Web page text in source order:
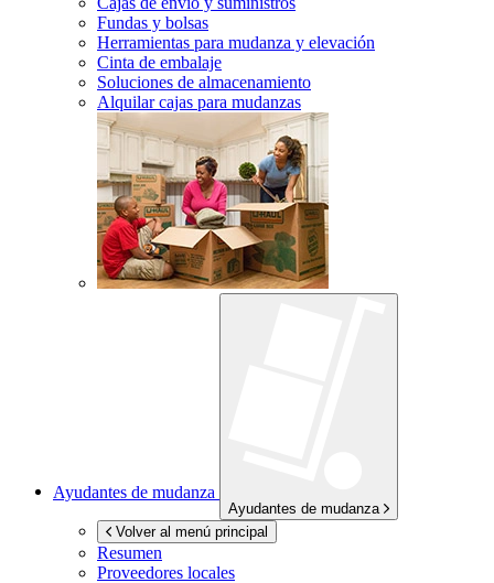
Fundas y bolsas
Herramientas para mudanza y elevación
Cinta de embalaje
Soluciones de almacenamiento
Alquilar cajas para mudanzas
Ayudantes de mudanza
Ayudantes de mudanza
Volver al menú principal
Resumen
Proveedores locales